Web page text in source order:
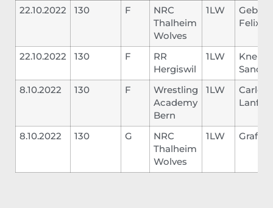
22.10.2022 130 F
NRC
Thalheim
Wolves
1LW
Felix
22.10.2022 130 F
RR
Hergiswil
1LW
Sandro
8.10.2022
130 F
Wrestling
Academy
Bern
1LW
Carlo
8.10.2022 130 G
NRC
Thalheim
Wolves
1LW Graf